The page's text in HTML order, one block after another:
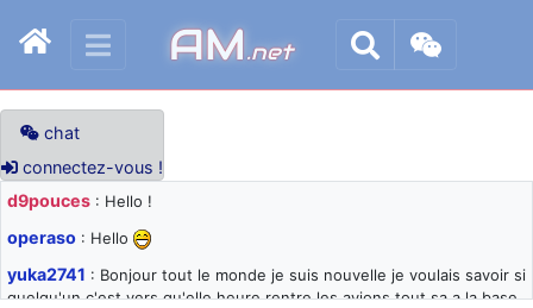
AM.net
chat
connectez-vous !
d9pouces : Hello !
operaso : Hello
yuka2741 : Bonjour tout le monde je suis nouvelle je voulais savoir si
quelqu'un c'est vers qu'elle heure rentre les avions tout sa a la base